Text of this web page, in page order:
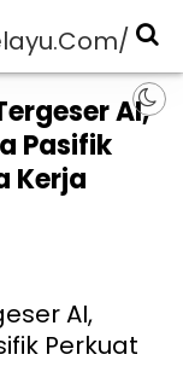
AI,
Pasifik
Kerja